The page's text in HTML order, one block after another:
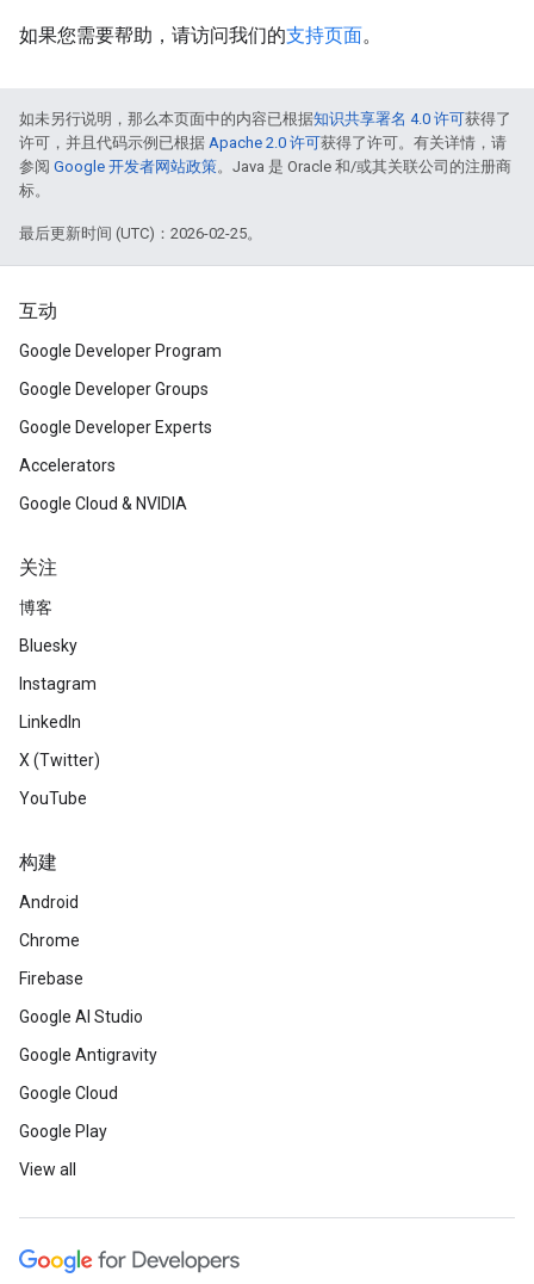
如果您需要帮助，请访问我们的支持页面。
如未另行说明，那么本页面中的内容已根据知识共享署名 4.0 许可获得了
许可，并且代码示例已根据 Apache 2.0 许可获得了许可。有关详情，请
参阅 Google 开发者网站政策。Java 是 Oracle 和/或其关联公司的注册商
标。
最后更新时间 (UTC)：2026-02-25。
互动
Google Developer Program
Google Developer Groups
Google Developer Experts
Accelerators
Google Cloud & NVIDIA
关注
博客
Bluesky
Instagram
LinkedIn
X (Twitter)
YouTube
构建
Android
Chrome
Firebase
Google AI Studio
Google Antigravity
Google Cloud
Google Play
View all